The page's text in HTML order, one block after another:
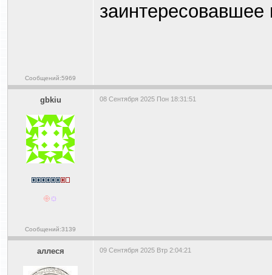
Сообщений:5969
gbkiu
Сообщений:3139
08 Сентября 2025 Пон 18:31:51
аллеся 09 Сентября 2025 Втр 2:04:21